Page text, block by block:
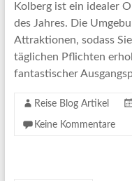
Kolberg ist ein idealer
des Jahres. Die
Attraktionen, sodass
täglichen Pflichten
fantastischer
Reise Blog Artikel
Keine Kommentare